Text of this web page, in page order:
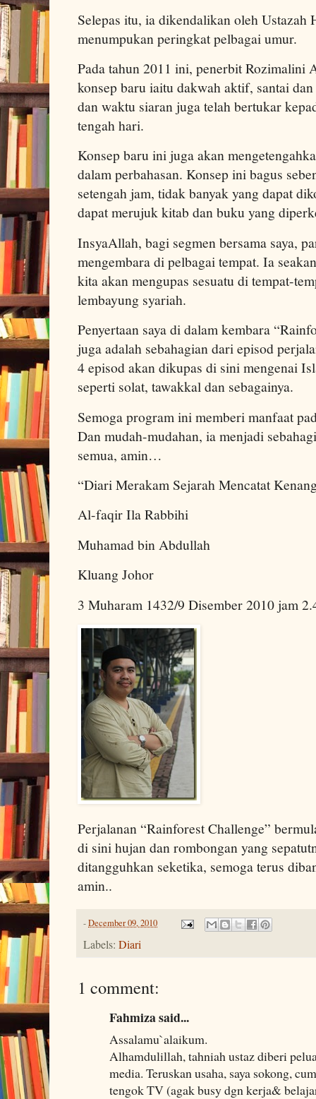
Selepas itu, ia dikendalikan oleh Ustazah
menumpukan peringkat pelbagai umur.
Pada tahun 2011 ini, penerbit Rozimalini
konsep baru iaitu dakwah aktif, santai
dan waktu siaran juga telah bertukar
tengah hari.
Konsep baru ini juga akan
dalam perbahasan. Konsep ini bagus
setengah jam, tidak banyak yang dapat
dapat merujuk kitab dan buku yang
InsyaAllah, bagi segmen bersama saya,
mengembara di pelbagai tempat. Ia
kita akan mengupas sesuatu di tempat-
lembayung syariah.
Penyertaan saya di dalam kembara
juga adalah sebahagian dari episod
4 episod akan dikupas di sini mengenai
seperti solat, tawakkal dan sebagainya.
Semoga program ini memberi manfaat
Dan mudah-mudahan, ia menjadi
semua, amin…
“Diari Merakam Sejarah Mencatat
Al-faqir Ila Rabbihi
Muhamad bin Abdullah
Kluang Johor
3 Muharam 1432/9 Disember 2010 jam
Perjalanan “Rainforest Challenge”
di sini hujan dan rombongan yang
ditangguhkan seketika, semoga terus
amin..
-December 09, 2010
Labels: Diari
1 comment:
Fahmiza said...
Assalamu`alaikum.
Alhamdulillah, tahniah ustaz diberi
media. Teruskan usaha, saya sokong,
tengok TV (agak busy dgn kerja&